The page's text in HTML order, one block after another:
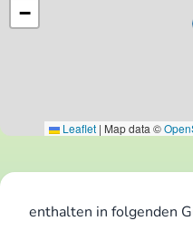
−
Leaflet | Map data ©
enthalten in folgenden